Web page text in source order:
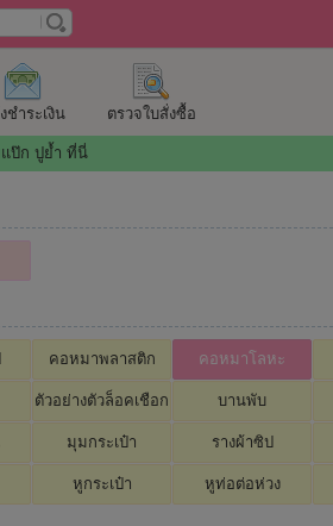
ชำระเงิน ตรวจใบสั่งซื้อ
ป๊ก ปูย้ำ ที่นี่
คอหมาพลาสติก คอหมาโลหะ
ตัวอย่างตัวล็อคเชือก บานพับ
มุมกระเป๋า รางผ้าซิป
หูกระเป๋า หูท่อต่อห่วง